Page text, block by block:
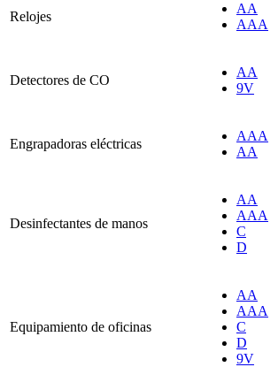
Relojes
AA
AAA
Detectores de CO
AA
9V
Engrapadoras eléctricas
AAA
AA
Desinfectantes de manos
AA
AAA
C
D
Equipamiento de oficinas
AA
AAA
C
D
9V